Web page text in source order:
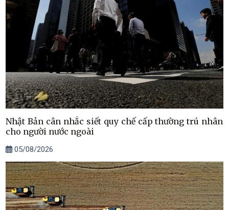
Nhật Bản cân nhắc siết quy chế cấp thường trú nhân
cho người nước ngoài
05/08/2026